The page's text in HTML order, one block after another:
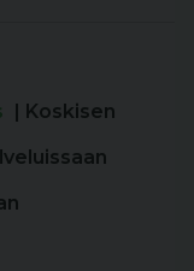
| Koskisen